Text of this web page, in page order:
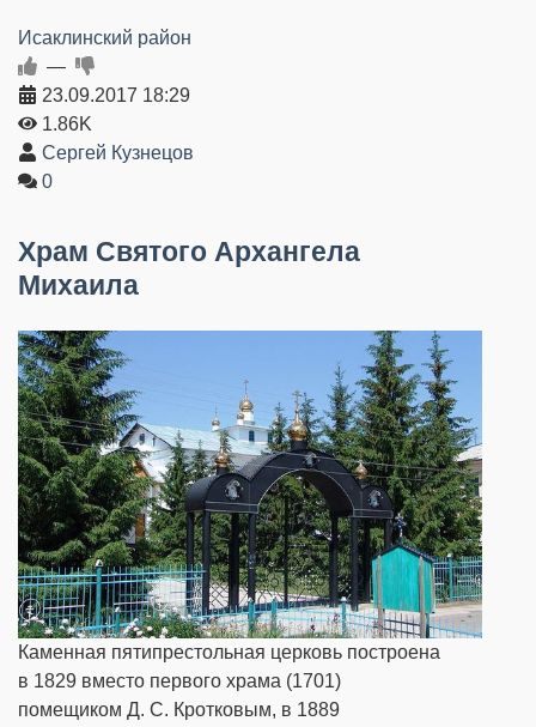
Исаклинский район
—
23.09.2017 18:29
1.86K
Сергей Кузнецов
0
Храм Святого Архангела
Михаила
Каменная пятипрестольная церковь построена
в 1829 вместо первого храма (1701)
помещиком Д. С. Кротковым, в 1889